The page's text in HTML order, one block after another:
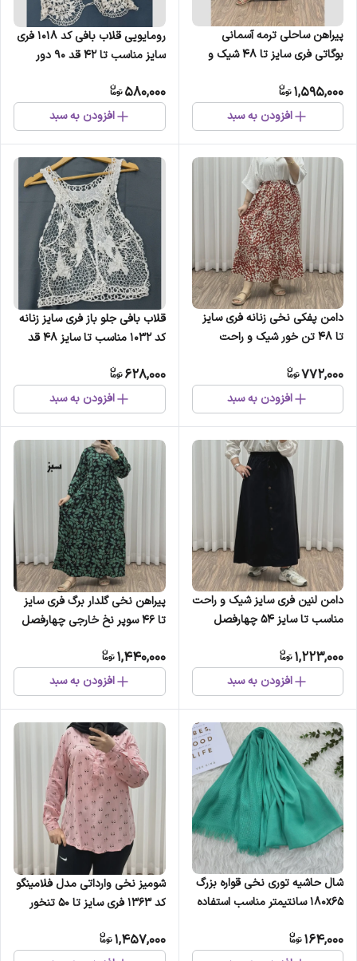
پیراهن ساحلی ترمه آسمانی
بوگاتی فری سایز تا 48 شیک و
چروک
1,595,000
افزودن به سبد
رومایویی قلاب بافی کد 1018 فری
سایز مناسب تا 42 قد 90 دور
شیک جلو باز زنانه دخترانه
580,000
افزودن به سبد
دامن پفکی نخی زنانه فری سایز
تا 48 تن خور شیک و راحت
رفتگی
772,000
افزودن به سبد
قلاب بافی جلو باز فری سایز زنانه
کد 1032 مناسب تا سایز 48 قد
628,000
افزودن به سبد
دامن لنین فری سایز شیک و راحت
مناسب تا سایز 54 چهارفصل
دار
1,223,000
افزودن به سبد
پیراهن نخی گلدار برگ فری سایز
تا 46 سوپر نخ خارجی چهارفصل
کمربند دارد
1,440,000
افزودن به سبد
شال حاشیه توری نخی قواره بزرگ
180x65 سانتیمتر مناسب استفاده
شدن
164,000
شومیز نخی وارداتی مدل فلامینگو
کد 1363 فری سایز تا 50 تنخور
1,457,000